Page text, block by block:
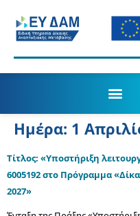
Ημέρα: 1
Τίτλος: «Υποστήριξη
6005192 στο Πρόγραμμα
2027»